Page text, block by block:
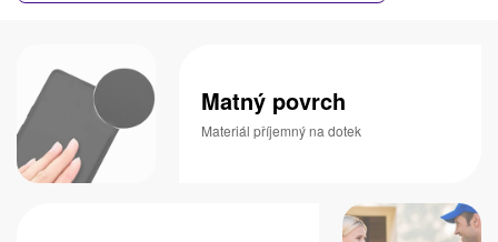
Matný povrch
Materiál příjemný na dotek